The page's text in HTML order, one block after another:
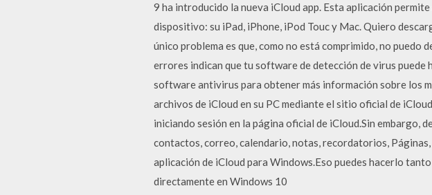
9 ha introducido la nueva iCloud app. Esta aplicación
dispositivo: su iPad, iPhone, iPod Touc y Mac. Quiero
único problema es que, como no está comprimido, no
errores indican que tu software de detección de virus
software antivirus para obtener más información sobre los
archivos de iCloud en su PC mediante el sitio oficial de
iniciando sesión en la página oficial de iCloud.Sin embargo,
contactos, correo, calendario, notas, recordatorios,
aplicación de iCloud para Windows.Eso puedes hacerlo
directamente en Windows 10